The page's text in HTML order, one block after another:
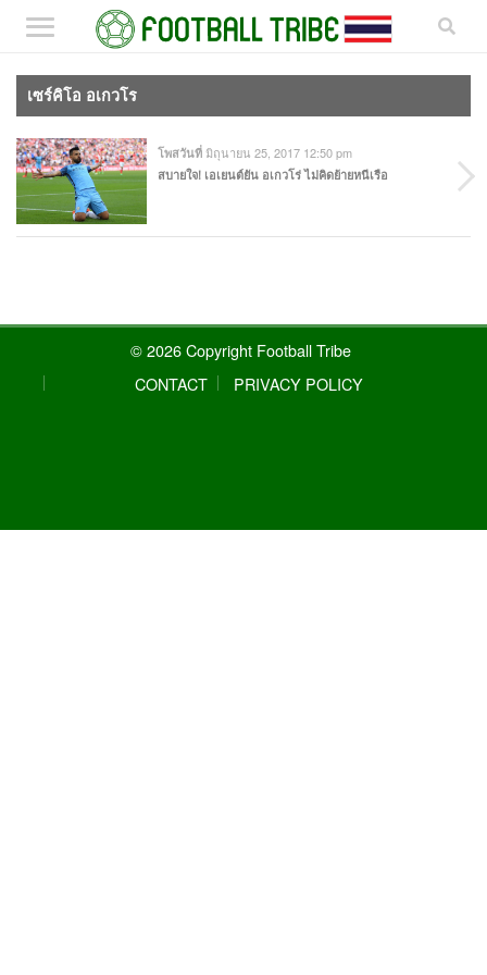
เซร์คิโอ อเกวโร
โพสวันที่ มิถุนายน 25, 2017 12:50 pm
สบายใจ! เอเยนต์ยัน อเกวโร่ ไม่คิดย้ายหนีเรือ
© 2026 Copyright Football Tribe
CONTACT
PRIVACY POLICY